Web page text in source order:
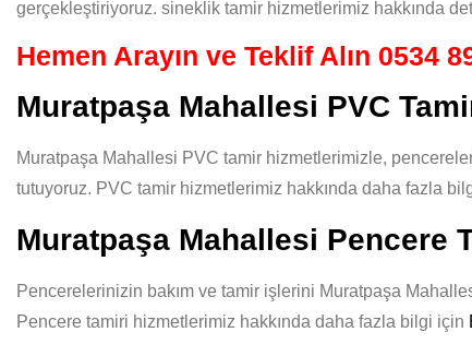
gerçekleştiriyoruz. sineklik tamir hizmetlerimiz hakkında
Hemen Arayın ve Teklif Alın 0534
Muratpaşa Mahallesi PVC
Muratpaşa Mahallesi PVC tamir hizmetlerimizle,
tutuyoruz. PVC tamir hizmetlerimiz hakkında daha fazla
Muratpaşa Mahallesi Pencere
Pencerelerinizin bakım ve tamir işlerini Muratpaşa
Pencere tamiri hizmetlerimiz hakkında daha fazla bilgi için